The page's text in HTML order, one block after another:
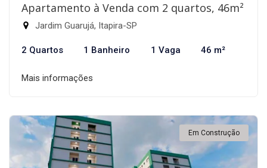
Apartamento à Venda com 2 quartos, 46m²
Jardim Guarujá, Itapira-SP
2 Quartos 1 Banheiro 1 Vaga 46 m²
Mais informações
Em Construção